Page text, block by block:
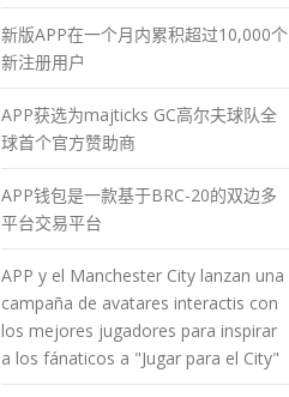
新版APP在一个月内累积超过10,000个
新注册用户
APP获选为majticks GC高尔夫球队全
球首个官方赞助商
APP钱包是一款基于BRC-20的双边多
平台交易平台
APP y el Manchester City lanzan una
campaña de avatares interactis con
los mejores jugadores para inspirar
a los fánaticos a "Jugar para el City"